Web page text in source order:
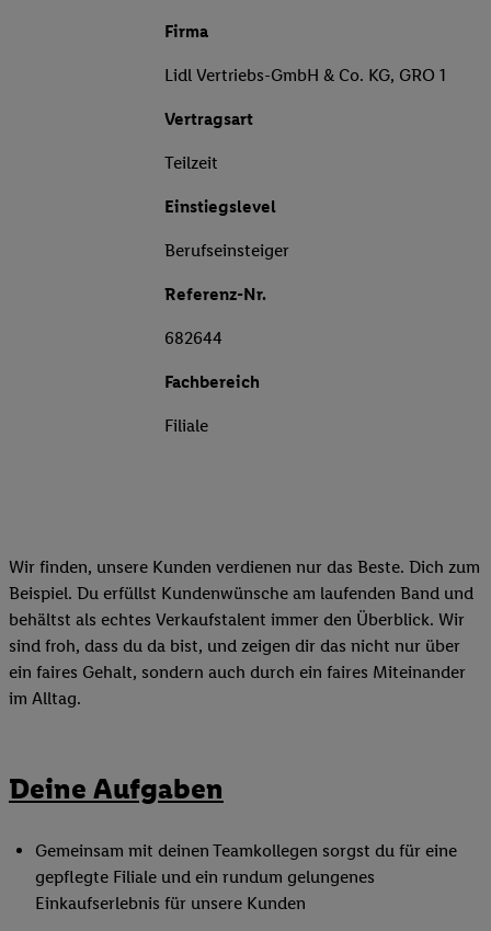
Firma
Lidl Vertriebs-GmbH & Co. KG, GRO 1
Vertragsart
Teilzeit
Einstiegslevel
Berufseinsteiger
Referenz-Nr.
682644
Fachbereich
Filiale
Wir finden, unsere Kunden verdienen nur das Beste. Dich zum
Beispiel. Du erfüllst Kundenwünsche am laufenden Band und
behältst als echtes Verkaufstalent immer den Überblick. Wir
sind froh, dass du da bist, und zeigen dir das nicht nur über
ein faires Gehalt, sondern auch durch ein faires Miteinander
im Alltag.
Deine Aufgaben
Gemeinsam mit deinen Teamkollegen sorgst du für eine
gepflegte Filiale und ein rundum gelungenes
Einkaufserlebnis für unsere Kunden